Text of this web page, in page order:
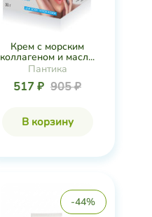
Крем с морским
коллагеном и масл...
Пантика
517 ₽ 905 ₽
В корзину
-44%